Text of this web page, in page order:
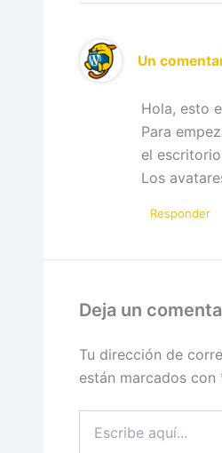
Un
Hola, esto
Para
el
Los
Responder
Deja un
Tu dirección de
están marcados con
aquí...